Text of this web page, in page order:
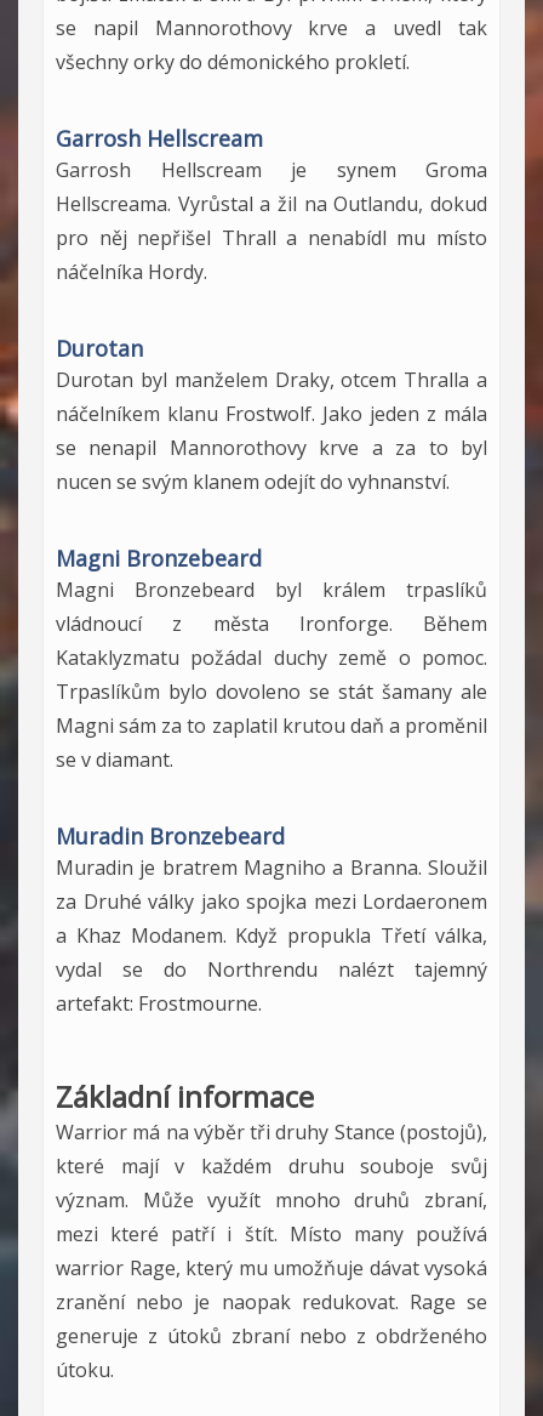
se napil Mannorothovy krve a uvedl tak
všechny orky do démonického prokletí.
Garrosh Hellscream
Garrosh Hellscream je synem Groma
Hellscreama. Vyrůstal a žil na Outlandu, dokud
pro něj nepřišel Thrall a nenabídl mu místo
náčelníka Hordy.
Durotan
Durotan byl manželem Draky, otcem Thralla a
náčelníkem klanu Frostwolf. Jako jeden z mála
se nenapil Mannorothovy krve a za to byl
nucen se svým klanem odejít do vyhnanství.
Magni Bronzebeard
Magni Bronzebeard byl králem trpaslíků
vládnoucí z města Ironforge. Během
Kataklyzmatu požádal duchy země o pomoc.
Trpaslíkům bylo dovoleno se stát šamany ale
Magni sám za to zaplatil krutou daň a proměnil
se v diamant.
Muradin Bronzebeard
Muradin je bratrem Magniho a Branna. Sloužil
za Druhé války jako spojka mezi Lordaeronem
a Khaz Modanem. Když propukla Třetí válka,
vydal se do Northrendu nalézt tajemný
artefakt: Frostmourne.
Základní informace
Warrior má na výběr tři druhy Stance (postojů),
které mají v každém druhu souboje svůj
význam. Může využít mnoho druhů zbraní,
mezi které patří i štít. Místo many používá
warrior Rage, který mu umožňuje dávat vysoká
zranění nebo je naopak redukovat. Rage se
generuje z útoků zbraní nebo z obdrženého
útoku.